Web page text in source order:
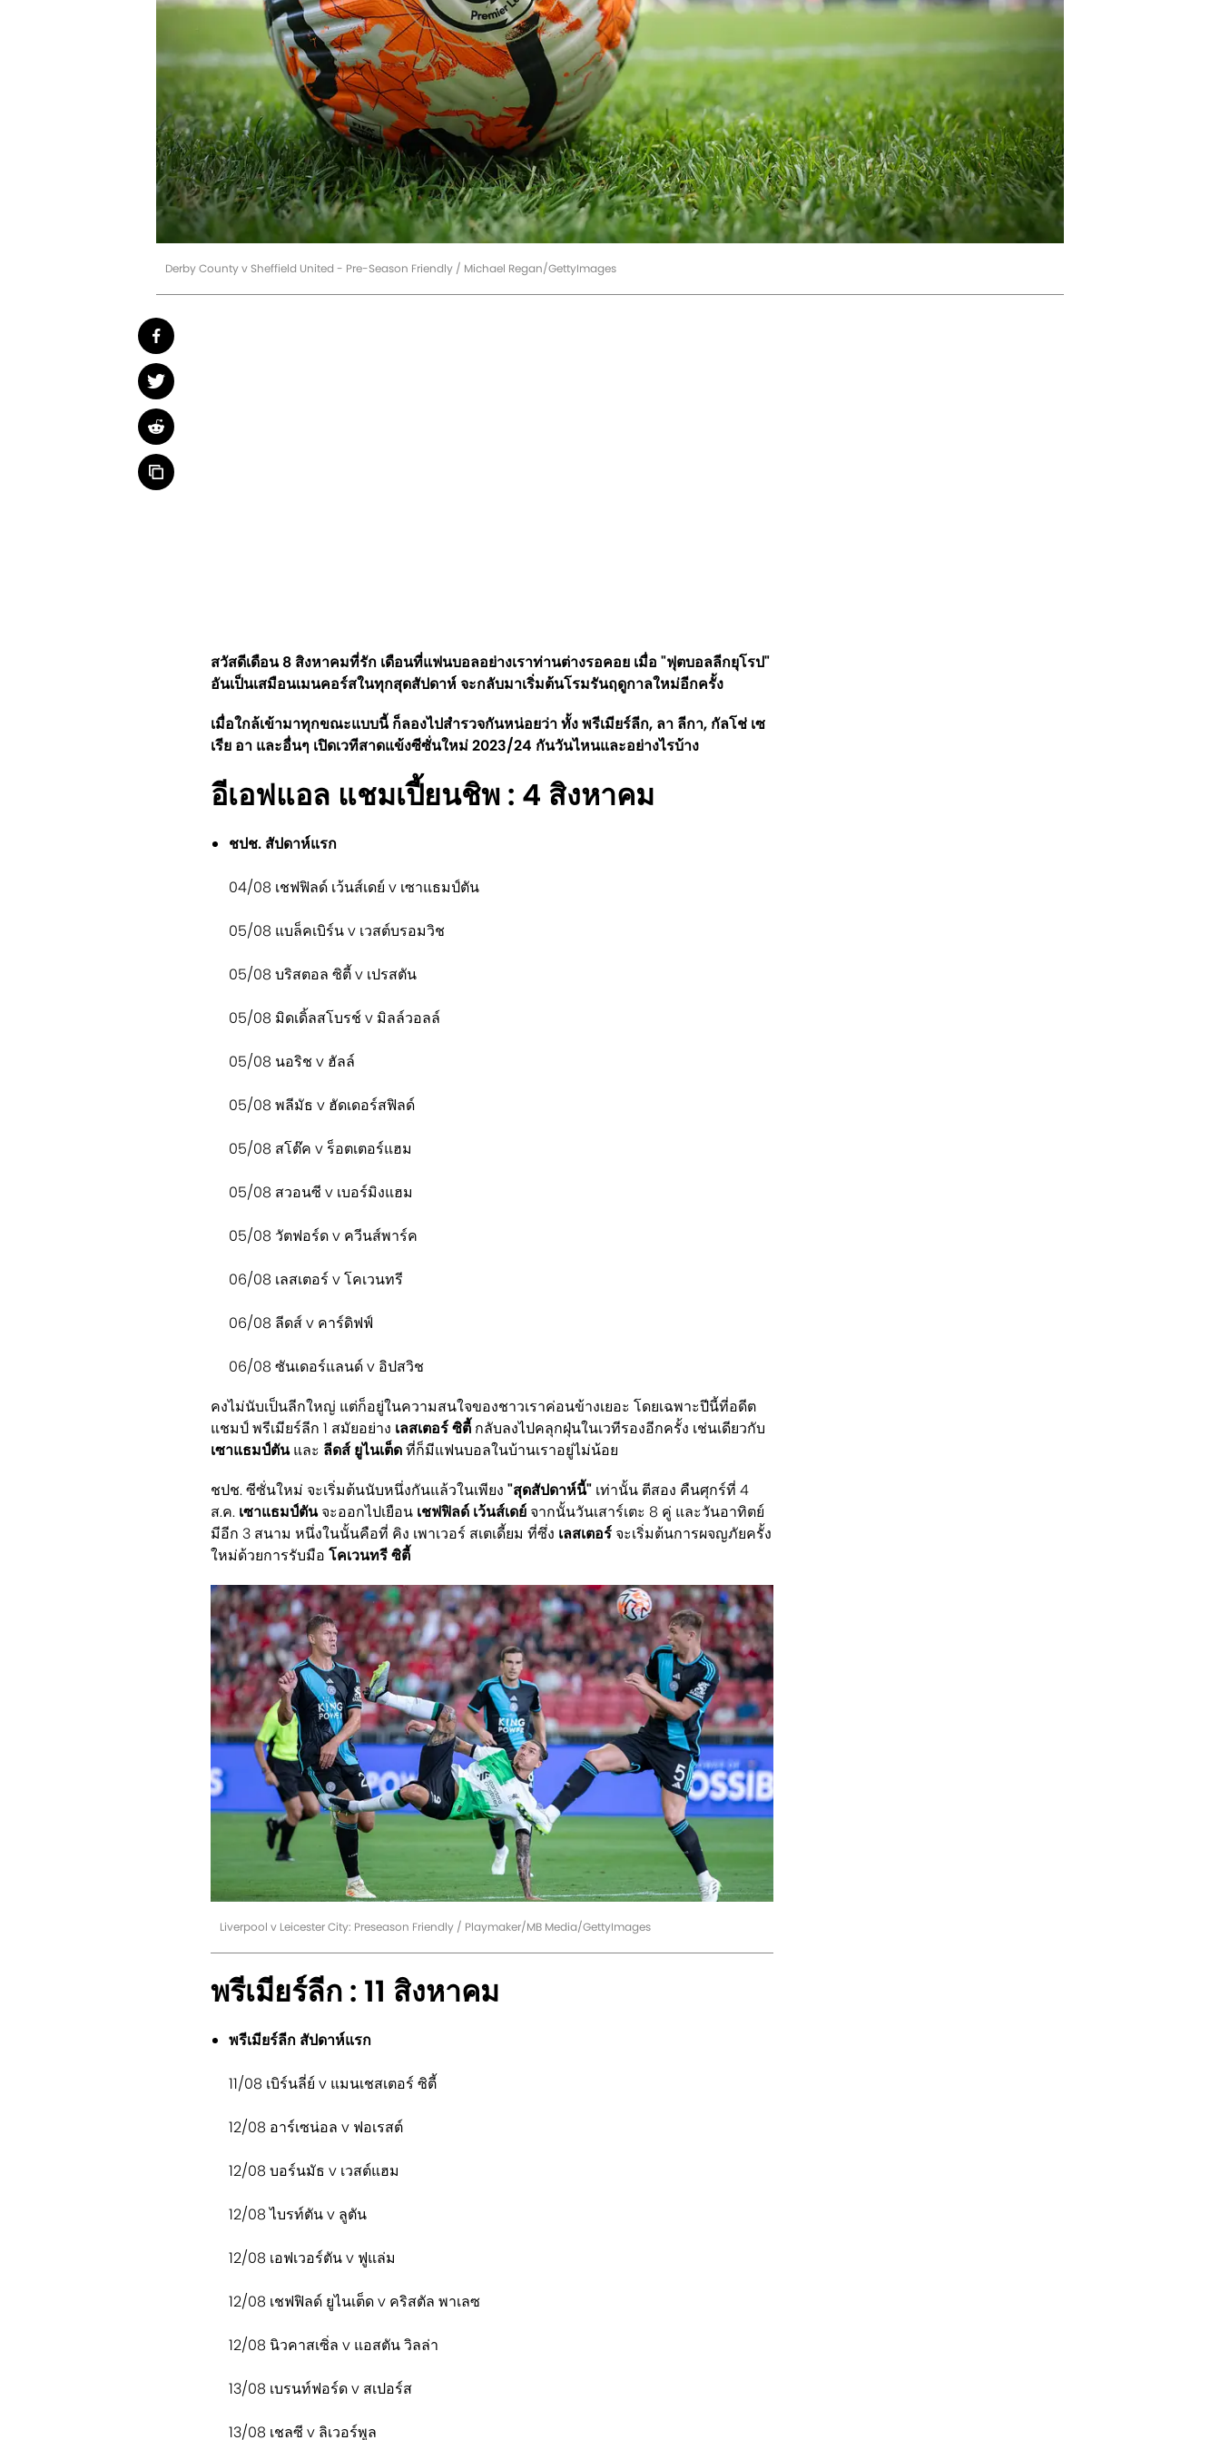
Derby County v Sheffield United - Pre-Season Friendly / Michael Regan/GettyImages
สวัสดีเดือน 8 สิงหาคมที่รัก เดือนที่แฟนบอลอย่างเราท่านต่างรอคอย เมื่อ "ฟุตบอลลีกยุโรป"
อันเป็นเสมือนเมนคอร์สในทุกสุดสัปดาห์ จะกลับมาเริ่มต้นโรมรันฤดูกาลใหม่อีกครั้ง
เมื่อใกล้เข้ามาทุกขณะแบบนี้ ก็ลองไปสำรวจกันหน่อยว่า ทั้ง พรีเมียร์ลีก, ลา ลีกา, กัลโช่ เซ
เรีย อา และอื่นๆ เปิดเวทีสาดแข้งซีซั่นใหม่ 2023/24 กันวันไหนและอย่างไรบ้าง
อีเอฟแอล แชมเปี้ยนชิพ : 4 สิงหาคม
ชปช. สัปดาห์แรก
04/08 เชฟฟิลด์ เว้นส์เดย์ v เซาแธมป์ตัน
05/08 แบล็คเบิร์น v เวสต์บรอมวิช
05/08 บริสตอล ซิตี้ v เปรสตัน
05/08 มิดเดิ้ลสโบรช์ v มิลล์วอลล์
05/08 นอริช v ฮัลล์
05/08 พลีมัธ v ฮัดเดอร์สฟิลด์
05/08 สโต๊ค v ร็อตเตอร์แฮม
05/08 สวอนซี v เบอร์มิงแฮม
05/08 วัตฟอร์ด v ควีนส์พาร์ค
06/08 เลสเตอร์ v โคเวนทรี
06/08 ลีดส์ v คาร์ดิฟฟ์
06/08 ซันเดอร์แลนด์ v อิปสวิช
คงไม่นับเป็นลีกใหญ่ แต่ก็อยู่ในความสนใจของชาวเราค่อนข้างเยอะ โดยเฉพาะปีนี้ที่อดีต
แชมป์ พรีเมียร์ลีก 1 สมัยอย่าง เลสเตอร์ ซิตี้ กลับลงไปคลุกฝุ่นในเวทีรองอีกครั้ง เช่นเดียวกับ
เซาแธมป์ตันและ ลีดส์ ยูไนเต็ดที่ก็มีแฟนบอลในบ้านเราอยู่ไม่น้อย
ชปช. ซีซั่นใหม่ จะเริ่มต้นนับหนึ่งกันแล้วในเพียง "สุดสัปดาห์นี้" เท่านั้น ตีสอง คืนศุกร์ที่ 4
ส.ค. เซาแธมป์ตันจะออกไปเยือน เชฟฟิลด์ เว้นส์เดย์ จากนั้นวันเสาร์เตะ 8 คู่ และวันอาทิตย์
มีอีก 3 สนาม หนึ่งในนั้นคือที่ คิง เพาเวอร์ สเตเดี้ยม ที่ซึ่ง เลสเตอร์ จะเริ่มต้นการผจญภัยครั้ง
ใหม่ด้วยการรับมือ โคเวนทรี ซิตี้
Liverpool v Leicester City: Preseason Friendly / Playmaker/MB Media/GettyImages
พรีเมียร์ลีก : 11 สิงหาคม
พรีเมียร์ลีก สัปดาห์แรก
11/08 เบิร์นลี่ย์ v แมนเชสเตอร์ ซิตี้
12/08 อาร์เซน่อล v ฟอเรสต์
12/08 บอร์นมัธ v เวสต์แฮม
12/08 ไบรท์ตัน v ลูตัน
12/08 เอฟเวอร์ตัน v ฟูแล่ม
12/08 เชฟฟิลด์ ยูไนเต็ด v คริสตัล พาเลซ
12/08 นิวคาสเซิ่ล v แอสตัน วิลล่า
13/08 เบรนท์ฟอร์ด v สเปอร์ส
13/08 เชลซี v ลิเวอร์พูล